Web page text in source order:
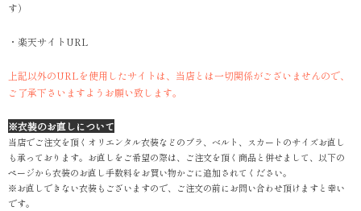
す）
・楽天サイトURL
上記以外のURLを使用したサイトは、当店とは一切関係がございませんので、
ご了承下さいますようお願い致します。
※衣装のお直しについて
当店でご注文を頂くオリエンタル衣装などのブラ、ベルト、スカートのサイズお直し
も承っております。お直しをご希望の際は、ご注文を頂く商品と併せまして、以下の
ページから衣装のお直し手数料をお買い物かごに追加されてください。
※お直しできない衣装もございますので、ご注文の前にお問い合わせ頂けますと幸い
です。